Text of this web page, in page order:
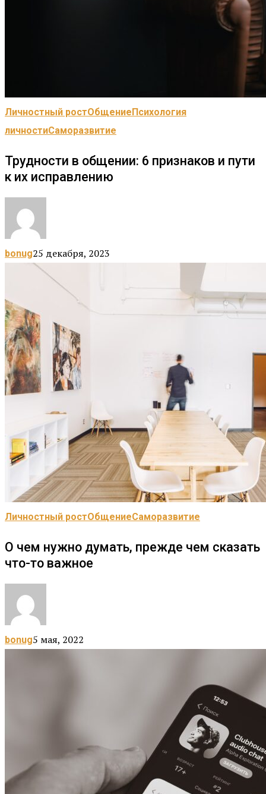
Личностный ростОбщениеПсихология
личностиСаморазвитие
Трудности в общении: 6 признаков и пути
к их исправлению
bonug25 декабря, 2023
Личностный ростОбщениеСаморазвитие
О чем нужно думать, прежде чем сказать
что-то важное
bonug5 мая, 2022